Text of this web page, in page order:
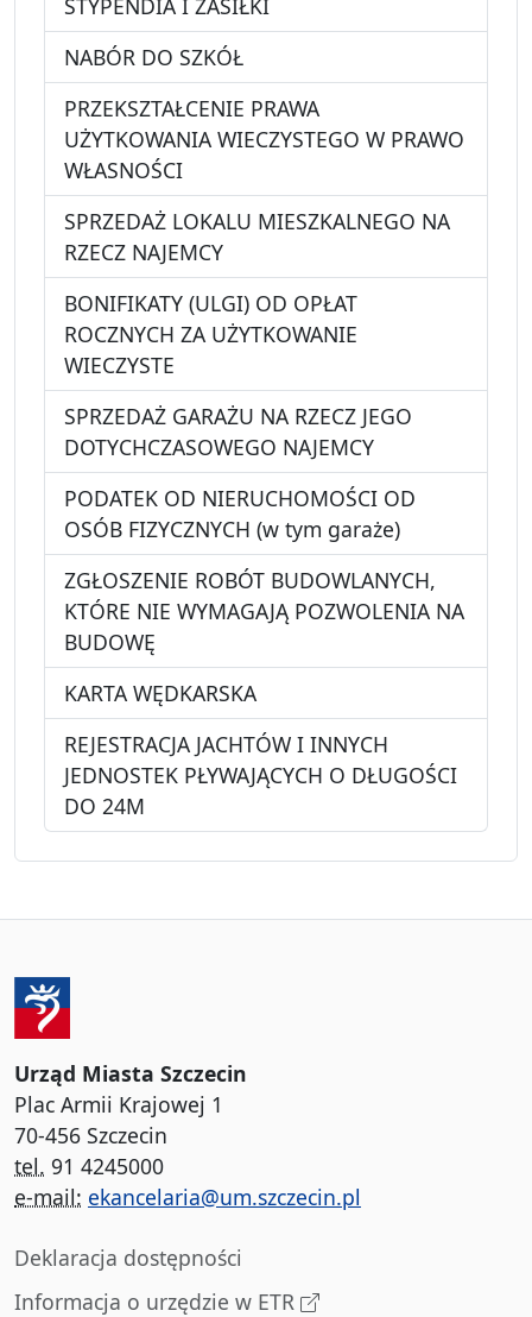
NABÓR DO SZKÓŁ
PRZEKSZTAŁCENIE PRAWA
UŻYTKOWANIA WIECZYSTEGO W PRAWO
WŁASNOŚCI
SPRZEDAŻ LOKALU MIESZKALNEGO NA
RZECZ NAJEMCY
BONIFIKATY (ULGI) OD OPŁAT
ROCZNYCH ZA UŻYTKOWANIE
WIECZYSTE
SPRZEDAŻ GARAŻU NA RZECZ JEGO
DOTYCHCZASOWEGO NAJEMCY
PODATEK OD NIERUCHOMOŚCI OD
OSÓB FIZYCZNYCH (w tym garaże)
ZGŁOSZENIE ROBÓT BUDOWLANYCH,
KTÓRE NIE WYMAGAJĄ POZWOLENIA NA
BUDOWĘ
KARTA WĘDKARSKA
REJESTRACJA JACHTÓW I INNYCH
JEDNOSTEK PŁYWAJĄCYCH O DŁUGOŚCI
DO 24M
Urząd Miasta Szczecin
Plac Armii Krajowej 1
70-456 Szczecin
tel. 91 4245000
e-mail: ekancelaria@um.szczecin.pl
Deklaracja dostępności
Informacja o urzędzie w ETR